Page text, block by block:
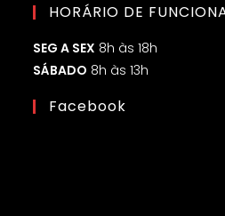
HORÁRIO DE
SEG A SEX 8h às 18h
SÁBADO 8h às 13h
Facebook